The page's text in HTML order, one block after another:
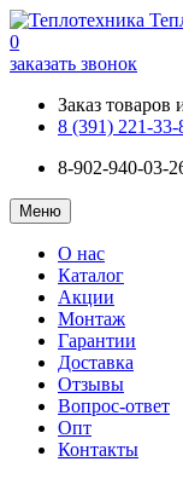
0
заказать звонок
Заказ товаров
8 (391) 221-33-
8-902-940-03-
Меню
О нас
Каталог
Акции
Монтаж
Гарантии
Доставка
Отзывы
Вопрос-ответ
Опт
Контакты